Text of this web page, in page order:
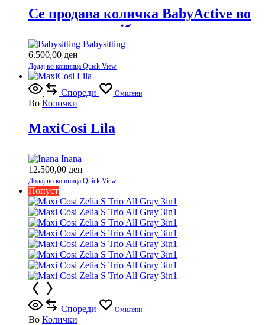
Се продава количка BabyActive во
одлична состојба.
Babysitting
6.500,00 ден
Додај во кошница Quick View
Спореди Омилени
Во Колички
MaxiCosi Lila
Inana
12.500,00 ден
Додај во кошница Quick View
Попуст
Спореди Омилени
Во Колички